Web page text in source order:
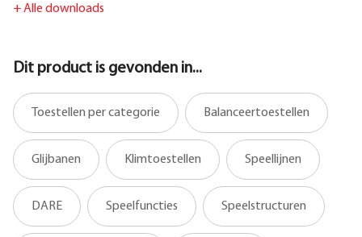
+Alle downloads
Dit product is gevonden in...
Toestellen per categorie Balanceertoestellen
Glijbanen Klimtoestellen Speellijnen
DARE Speelfuncties Speelstructuren